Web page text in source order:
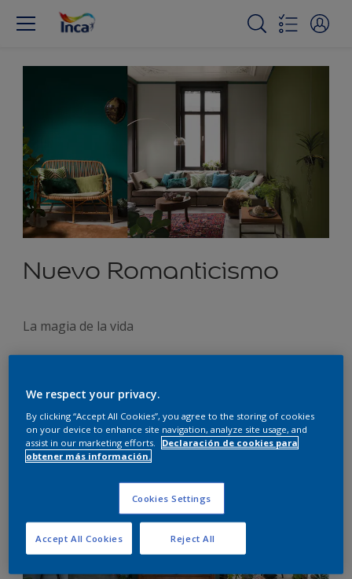
Nuevo Romanticismo
La magia de la vida
We respect your privacy.
By clicking “Accept All Cookies”, you agree to the storing of cookies
on your device to enhance site navigation, analyze site usage, and
assist in our marketing efforts.
Declaración de cookies para
obtener más información.
Cookies Settings
Reject All
Accept All Cookies